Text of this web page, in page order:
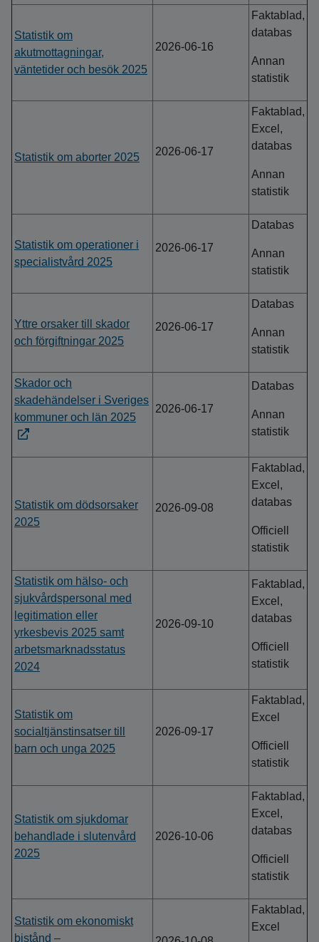
Statistik om
akutmottagningar,
väntetider och besök 2025
2026-06-16
Faktablad,
databas
Annan
statistik
Statistik om aborter 2025 2026-06-17
Faktablad,
Excel,
databas
Annan
statistik
Statistik om operationer i
specialistvård 2025
2026-06-17
Databas
Annan
statistik
Yttre orsaker till skador
och förgiftningar 2025
2026-06-17
Databas
Annan
statistik
Skador och
skadehändelser i Sveriges
kommuner och län 2025
2026-06-17
Databas
Annan
statistik
Statistik om dödsorsaker
2025
2026-09-08
Faktablad,
Excel,
databas
Officiell
statistik
Statistik om hälso- och
sjukvårdspersonal med
legitimation eller
yrkesbevis 2025 samt
arbetsmarknadsstatus
2024
2026-09-10
Faktablad,
Excel,
databas
Officiell
statistik
Statistik om
socialtjänstinsatser till
barn och unga 2025
2026-09-17
Faktablad,
Excel
Officiell
statistik
Statistik om sjukdomar
behandlade i slutenvård
2025
2026-10-06
Faktablad,
Excel,
databas
Officiell
statistik
Statistik om ekonomiskt
bistånd –
Faktablad,
Excel